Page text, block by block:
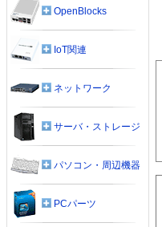
OpenBlocks
IoT関連
ネットワーク
サーバ・ストレージ
パソコン・周辺機器
PCパーツ